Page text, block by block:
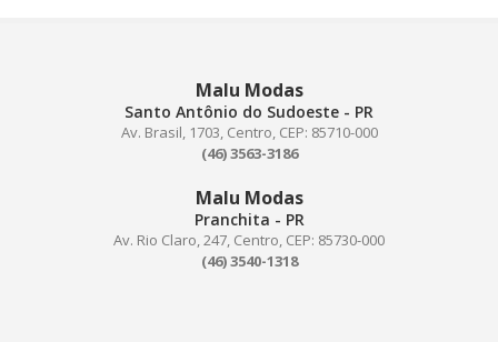
Malu Modas
Santo Antônio do Sudoeste - PR
Av. Brasil, 1703, Centro, CEP: 85710-000
(46) 3563-3186
Malu Modas
Pranchita - PR
Av. Rio Claro, 247, Centro, CEP: 85730-000
(46) 3540-1318